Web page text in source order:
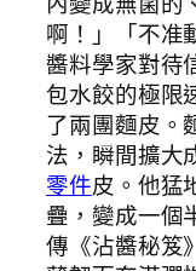
啊！」「不准
醬料學家對待
包水餃的極限
了兩團麵皮。
法，瞬間擴大
零件皮。他猛
疊，變成一個
傳《沾醬秘笈